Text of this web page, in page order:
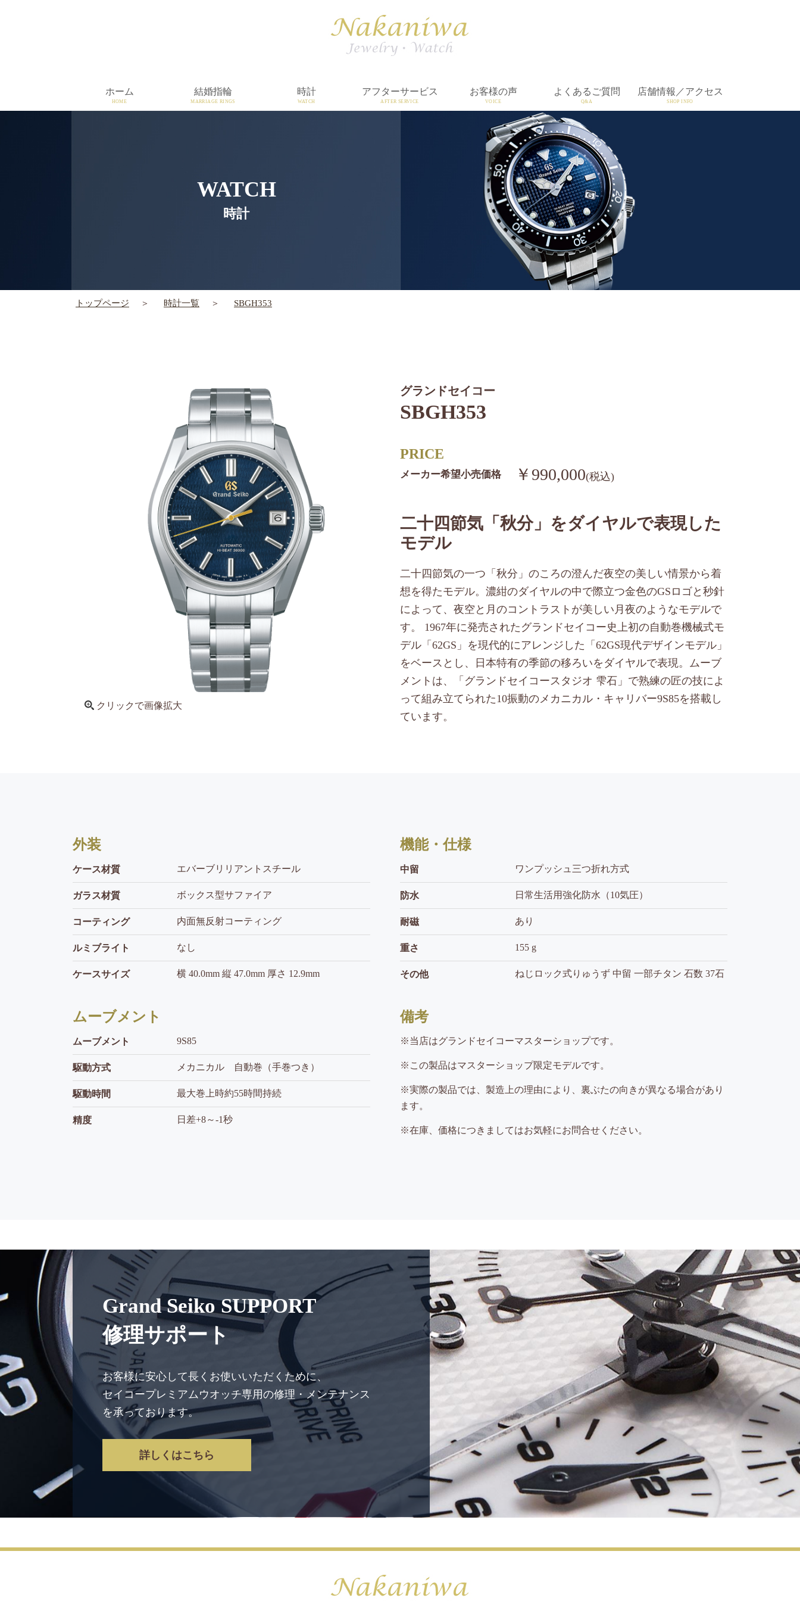
ホーム
HOME
結婚指輪
MARRIAGE RINGS
時計
WATCH
アフターサービス
AFTER SERVICE
お客様の声
VOICE
よくあるご質問
Q&A
店舗情報／アクセス
SHOP INFO
WATCH
時計
トップページ 時計一覧 SBGH353
クリックで画像拡大
グランドセイコー
SBGH353
PRICE
メーカー希望小売価格 ￥990,000(税込)
二十四節気「秋分」をダイヤルで表現した
モデル
二十四節気の一つ「秋分」のころの澄んだ夜空の美しい情景から着
想を得たモデル。濃紺のダイヤルの中で際立つ金色のGSロゴと秒針
によって、夜空と月のコントラストが美しい月夜のようなモデルで
す。 1967年に発売されたグランドセイコー史上初の自動巻機械式モ
デル「62GS」を現代的にアレンジした「62GS現代デザインモデル」
をベースとし、日本特有の季節の移ろいをダイヤルで表現。ムーブ
メントは、「グランドセイコースタジオ 雫石」で熟練の匠の技によ
って組み立てられた10振動のメカニカル・キャリバー9S85を搭載し
ています。
外装
ケース材質 エバーブリリアントスチール
ガラス材質 ボックス型サファイア
コーティング 内面無反射コーティング
ルミブライト なし
ケースサイズ 横 40.0mm 縦 47.0mm 厚さ 12.9mm
機能・仕様
中留 ワンプッシュ三つ折れ方式
防水 日常生活用強化防水（10気圧）
耐磁 あり
重さ 155 g
その他 ねじロック式りゅうず 中留 一部チタン 石数 37石
ムーブメント
ムーブメント 9S85
駆動方式 メカニカル 自動巻（手巻つき）
駆動時間 最大巻上時約55時間持続
精度 日差+8～-1秒
備考
※当店はグランドセイコーマスターショップです。
※この製品はマスターショップ限定モデルです。
※実際の製品では、製造上の理由により、裏ぶたの向きが異なる場合があり
ます。
※在庫、価格につきましてはお気軽にお問合せください。
Grand Seiko SUPPORT
修理サポート
お客様に安心して長くお使いいただくために、
セイコープレミアムウオッチ専用の修理・メンテナンス
を承っております。
詳しくはこちら